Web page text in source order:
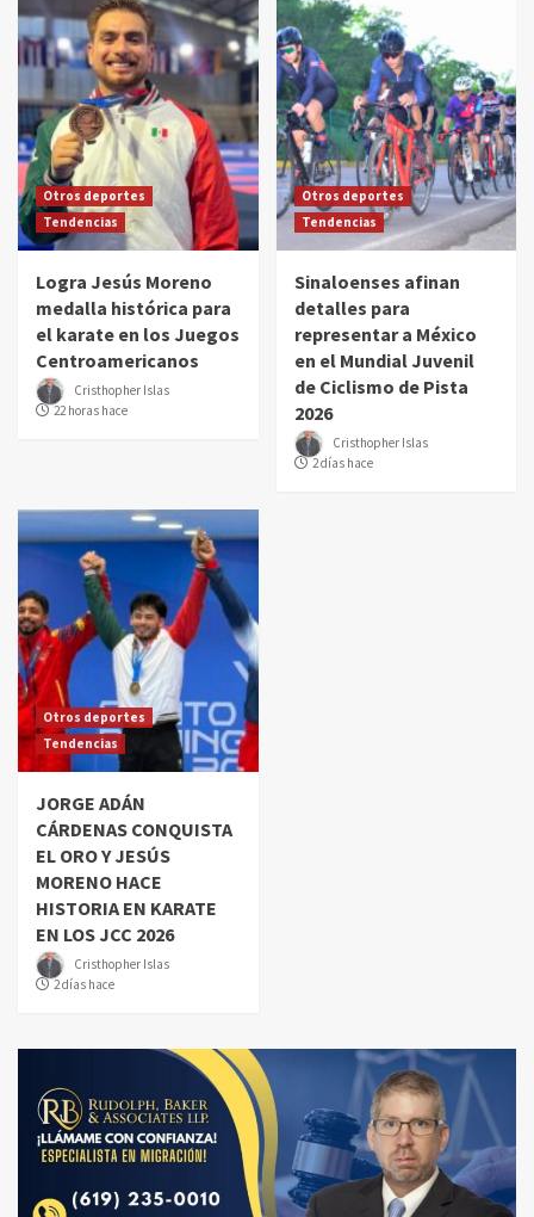
Otros deportes
Tendencias
Logra Jesús Moreno
medalla histórica para
el karate en los Juegos
Centroamericanos
Cristhopher Islas
22 horas hace
Otros deportes
Tendencias
Sinaloenses afinan
detalles para
representar a México
en el Mundial Juvenil
de Ciclismo de Pista
2026
Cristhopher Islas
2 días hace
Otros deportes
Tendencias
JORGE ADÁN
CÁRDENAS CONQUISTA
EL ORO Y JESÚS
MORENO HACE
HISTORIA EN KARATE
EN LOS JCC 2026
Cristhopher Islas
2 días hace